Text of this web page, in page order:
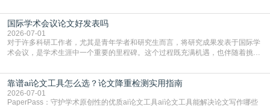
要求修改，还差点被判定学术不规范，真的太冤了。现在国内多数高校和核心期
刊，都已经明确出台了相关规定：如果使用AI生成内容辅助写作，必须明确标
注，未标注的AI生成内容会被认定为不符合学
国际学术会议论文好发表吗
2026-07-01
对于许多科研工作者，尤其是青年学者和研究生而言，将研究成果发表于国际学
术会议，是学术生涯中一个重要的里程碑。这个过程既充满机遇，也伴随着挑
疑问：国际学术会议论文到底好不好发表？其价值和难度究竟如何衡量。本篇
AEIC学术交流中心小编就为大家介绍“国际学术会议论文好发表吗”。一、会议论
文发表的相对优势与期刊论文相比，国际会议论文的发
靠谱ai论文工具怎么选？论文降重检测实用指南
2026-07-01
PaperPass：守护学术原创性的优质ai论文工具ai论文工具能解决论文写作哪些